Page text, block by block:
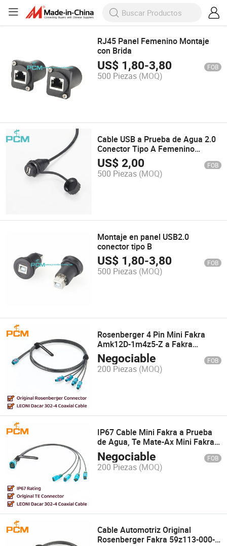
RJ45 Panel Femenino Montaje
con Brida
US$ 1,80-3,80 FOB
500 Piezas (MOQ)
Cable USB a Prueba de Agua 2.0
Conector Tipo A Femenino
Clasificado IP67
US$2,00 FOB
500 Piezas (MOQ)
Montaje en panel USB2.0
conector tipo B
US$ 1,80-3,80 FOB
500 Piezas (MOQ)
Rosenberger 4 Pin Mini Fakra
Amk12D-1m4z5-Z a Fakra
59z114-000z Cable de extensión
coaxial RF Gmsl2 Cable Fakra 1-
to-4 para cámaras
Negociable FOB
200 Piezas (MOQ)
IP67 Cable Mini Fakra a Prueba
de Agua, Te Mate-Ax Mini Fakra
4-in-1 Z Jack 2354439-9 a Quad
Fakra Z Jack 2-2380551-0 Cable
Coaxial Automotriz
Negociable FOB
200 Piezas (MOQ)
Cable Automotriz Original
Rosenberger Fakra 59z113-000-Z